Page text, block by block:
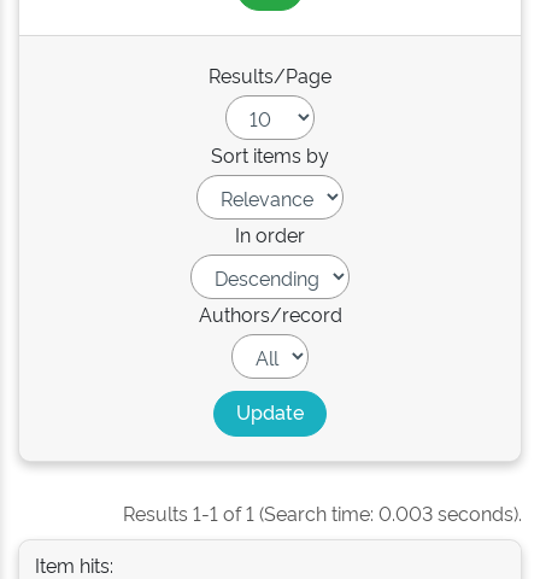
Results/Page
Sort items by
In order
Authors/record
Results 1-1 of 1 (Search time: 0.003 seconds).
Item hits: